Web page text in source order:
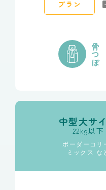
プラン
骨
つ
ぼ
中型大サ
22kg以下
ボーダーコリ
ミックス な